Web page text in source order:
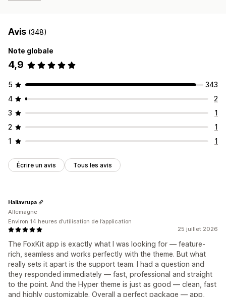
Avis (348)
Note globale
4,9
5
343
4
2
3
1
2
1
1
1
Écrire un avis Tous les avis
25 juillet 2026
The FoxKit app is exactly what I was looking for — feature-
rich, seamless and works perfectly with the theme. But what
really sets it apart is the support team. I had a question and
they responded immediately — fast, professional and straight
to the point. And the Hyper theme is just as good — clean, fast
and highly customizable. Overall a perfect package — app,
Haliavrupa
Allemagne
Environ 14 heures d’utilisation de l’application